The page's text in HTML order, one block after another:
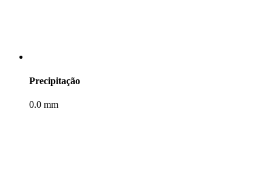
Precipitação
0.0 mm